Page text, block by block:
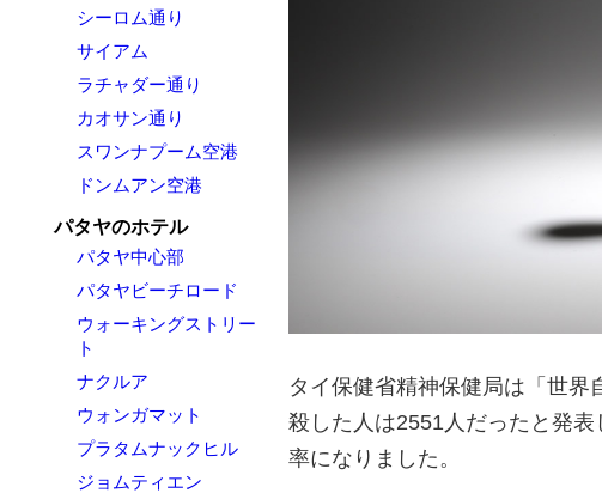
シーロム通り
サイアム
ラチャダー通り
カオサン通り
スワンナプーム空港
ドンムアン空港
パタヤのホテル
パタヤ中心部
パタヤビーチロード
ウォーキングストリー
ト
ナクルア
ウォンガマット
プラタムナックヒル
ジョムティエン
タイ保健省精神保健局は「世
殺した人は2551人だったと発
率になりました。